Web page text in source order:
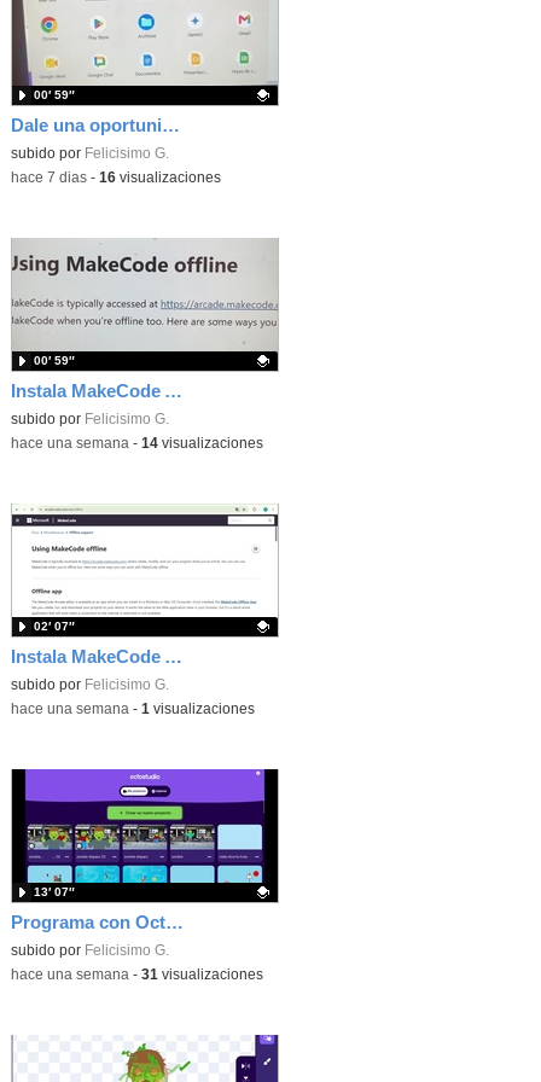
Dale una oportunidad a los Chromebooks y utiliza un proyector para realizar talleres si no tienes pantallas táctiles
Contenido educativo.
subido por Felicisimo G.
00′ 59″
-hace 7 dias- 16visualizaciones
Instala MakeCode Arcade para trabajar offline en tu tablet, ordenador, Chromebook
Contenido educativo.
subido por Felicisimo G.
00′ 59″
-hace una semana - 14visualizaciones
Instala MakeCode Arcade offline para programar grandes juegos sin necesidad de Internet
Contenido educativo.
subido por Felicisimo G.
02′ 07″
-hace una semana - 1 visualizaciones
Programa con OctoStudio, un juego de disparos contra Zombies con un cargador basado en el House of the dead
Contenido educativo.
subido por Felicisimo G.
13′ 07″
-hace una semana - 31 visualizaciones